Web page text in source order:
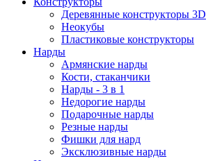
Деревянные конструкторы 3D
Неокубы
Пластиковые конструкторы
Нарды
Армянские нарды
Кости, стаканчики
Нарды - 3 в 1
Недорогие нарды
Подарочные нарды
Резные нарды
Фишки для нард
Эксклюзивные нарды